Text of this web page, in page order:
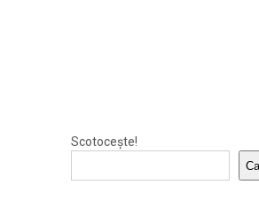
Scotocește!